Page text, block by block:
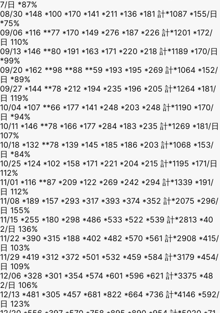
7/日 *87%
08/30 *148 *100 *170 *141 *211 *136 *181 計*1087 *155/日
*75%
09/06 *116 **77 *170 *149 *276 *187 *226 計*1201 *172/
日 110%
09/13 *146 **80 *191 *163 *171 *220 *218 計*1189 *170/日
*99%
09/20 *162 **98 **88 **59 *193 *195 *269 計*1064 *152/
日 *89%
09/27 *144 **78 *212 *194 *235 *196 *205 計*1264 *181/
日 119%
10/04 *107 **66 *177 *141 *248 *203 *248 計*1190 *170/
日 *94%
10/11 *146 **78 *166 *177 *284 *183 *235 計*1269 *181/日
107%
10/18 *132 **78 *139 *145 *185 *186 *203 計*1068 *153/
日 *84%
10/25 *124 *102 *158 *171 *221 *204 *215 計*1195 *171/日
112%
11/01 *116 **87 *209 *122 *269 *242 *294 計*1339 *191/
日 112%
11/08 *189 *157 *293 *317 *393 *374 *352 計*2075 *296/
日 155%
11/15 *255 *180 *298 *486 *533 *522 *539 計*2813 *40
2/日 136%
11/22 *390 *315 *188 *402 *482 *570 *561 計*2908 *415/
日 103%
11/29 *419 *312 *372 *501 *532 *459 *584 計*3179 *454/
日 109%
12/06 *328 *301 *354 *574 *601 *596 *621 計*3375 *48
2/日 106%
12/13 *481 *305 *457 *681 *822 *664 *736 計*4146 *592/
日 123%